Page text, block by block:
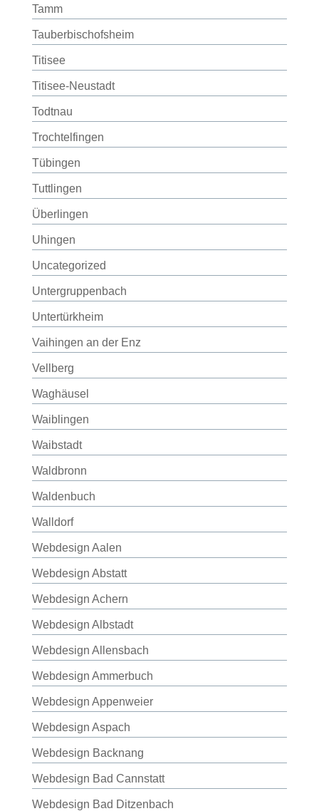
Tamm
Tauberbischofsheim
Titisee
Titisee-Neustadt
Todtnau
Trochtelfingen
Tübingen
Tuttlingen
Überlingen
Uhingen
Uncategorized
Untergruppenbach
Untertürkheim
Vaihingen an der Enz
Vellberg
Waghäusel
Waiblingen
Waibstadt
Waldbronn
Waldenbuch
Walldorf
Webdesign Aalen
Webdesign Abstatt
Webdesign Achern
Webdesign Albstadt
Webdesign Allensbach
Webdesign Ammerbuch
Webdesign Appenweier
Webdesign Aspach
Webdesign Backnang
Webdesign Bad Cannstatt
Webdesign Bad Ditzenbach